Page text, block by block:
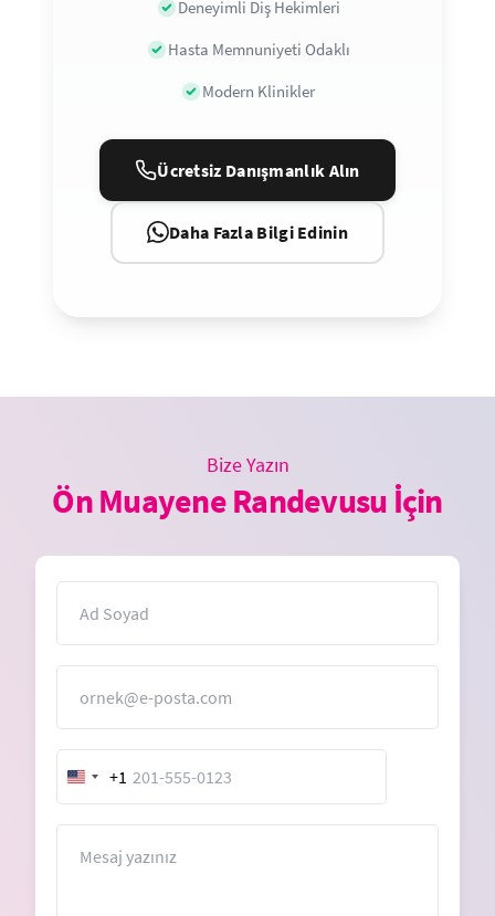
Deneyimli Diş Hekimleri
Hasta Memnuniyeti Odaklı
Modern Klinikler
Ücretsiz Danışmanlık Alın
Daha Fazla Bilgi Edinin
Bize Yazın
Ön Muayene Randevusu İçin
United
States
+1